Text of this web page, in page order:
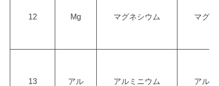
12 Mg マグネシウム マグ
13 アル アルミニウム アル